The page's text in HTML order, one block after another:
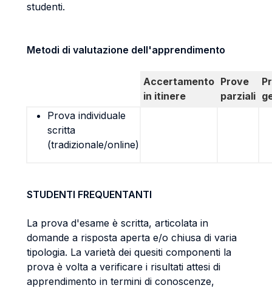
studenti.
Metodi di valutazione dell'apprendimento
Accertamento
in itinere
Prove
parziali
Prova individuale
scritta
(tradizionale/online)
STUDENTI FREQUENTANTI
La prova d'esame è scritta, articolata in
domande a risposta aperta e/o chiusa di varia
tipologia. La varietà dei quesiti componenti la
prova è volta a verificare i risultati attesi di
apprendimento in termini di conoscenze,